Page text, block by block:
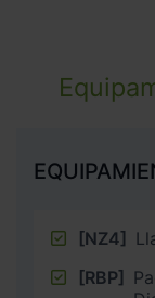
[NZ4]
[RBP]